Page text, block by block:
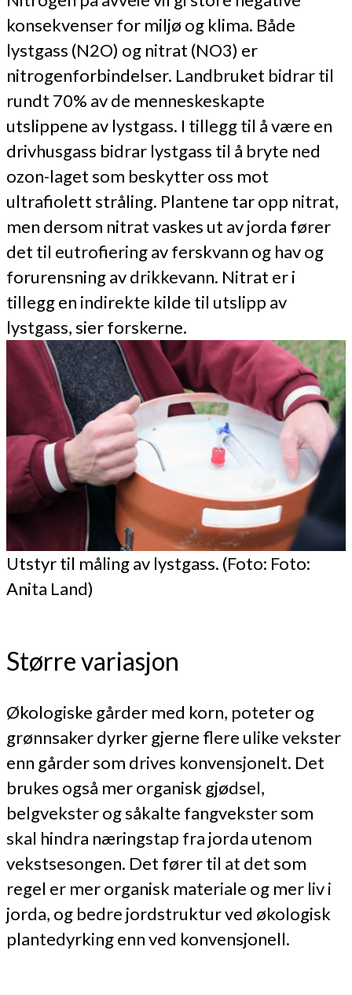
konsekvenser for miljø og klima. Både
lystgass (N2O) og nitrat (NO3) er
nitrogenforbindelser. Landbruket bidrar til
rundt 70% av de menneskeskapte
utslippene av lystgass. I tillegg til å være en
drivhusgass bidrar lystgass til å bryte ned
ozon-laget som beskytter oss mot
ultrafiolett stråling. Plantene tar opp nitrat,
men dersom nitrat vaskes ut av jorda fører
det til eutrofiering av ferskvann og hav og
forurensning av drikkevann. Nitrat er i
tillegg en indirekte kilde til utslipp av
lystgass, sier forskerne.
Utstyr til måling av lystgass. (Foto: Foto:
Anita Land)
Større variasjon
Økologiske gårder med korn, poteter og
grønnsaker dyrker gjerne flere ulike vekster
enn gårder som drives konvensjonelt. Det
brukes også mer organisk gjødsel,
belgvekster og såkalte fangvekster som
skal hindra næringstap fra jorda utenom
vekstsesongen. Det fører til at det som
regel er mer organisk materiale og mer liv i
jorda, og bedre jordstruktur ved økologisk
plantedyrking enn ved konvensjonell.